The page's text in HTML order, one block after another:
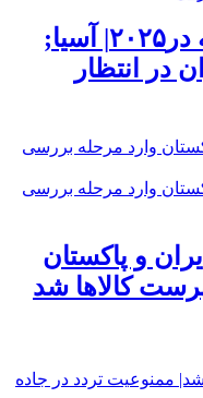
افت تجارت جهانی پنبه در۲۰۲۵| آسیا;
در انتظار
و پاکستان
کالاها شد